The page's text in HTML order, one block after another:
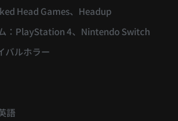
Head Games、Headup
：PlayStation 4、Nintendo Switch
バルホラー
語